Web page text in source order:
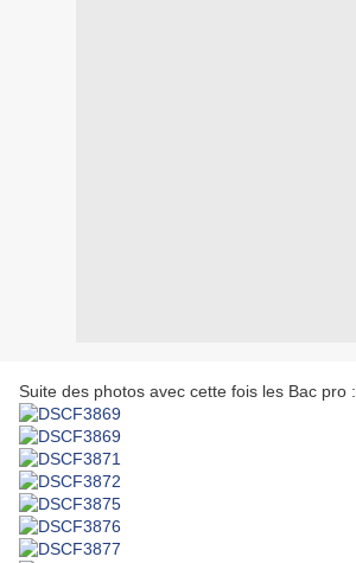
Suite des photos avec cette fois les Bac pro :